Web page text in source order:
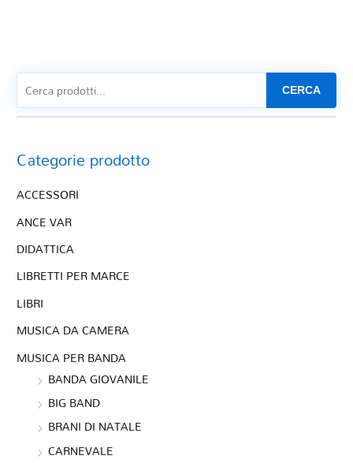
CERCA
Categorie prodotto
ACCESSORI
ANCE VAR
DIDATTICA
LIBRETTI PER MARCE
LIBRI
MUSICA DA CAMERA
MUSICA PER BANDA
BANDA GIOVANILE
BIG BAND
BRANI DI NATALE
CARNEVALE